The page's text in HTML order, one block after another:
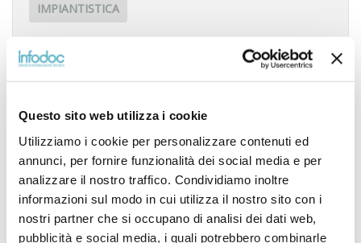
Questo sito web utilizza i cookie
Utilizziamo i cookie per personalizzare contenuti ed
annunci, per fornire funzionalità dei social media e per
analizzare il nostro traffico. Condividiamo inoltre
informazioni sul modo in cui utilizza il nostro sito con i
nostri partner che si occupano di analisi dei dati web,
pubblicità e social media, i quali potrebbero combinarle
IMPIANTISTICA